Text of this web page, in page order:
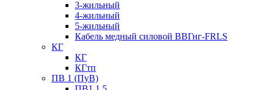
3-жильный
4-жильный
5-жильный
Кабель медный силовой ВВГнг-FRLS
КГ
КГ
КГтп
ПВ 1 (ПуВ)